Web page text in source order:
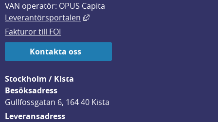
VAN operatör: OPUS Capita
Leverantörsportalen
Länk till annan webbplats, öppnas
Fakturor till FOI
Kontakta oss
Stockholm / Kista
Besöksadress
Gullfossgatan 6, 164 40 Kista
Leveransadress